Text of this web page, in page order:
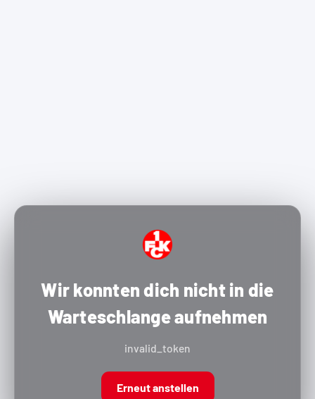
Wir konnten dich nicht in die
Warteschlange aufnehmen
invalid_token
Erneut anstellen